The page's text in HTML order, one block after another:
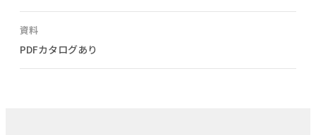
資料
PDFカタログあり